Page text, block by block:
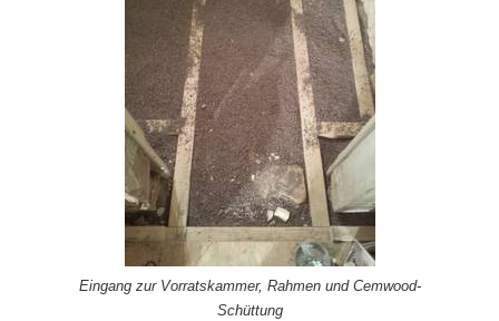
Eingang zur Vorratskammer, Rahmen und Cemwood-
Schüttung